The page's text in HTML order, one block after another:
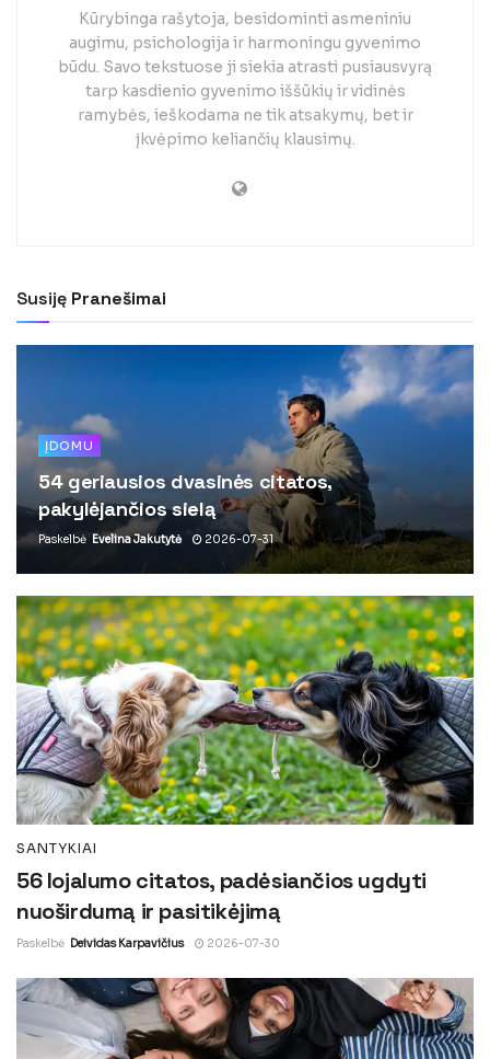
Kūrybinga rašytoja, besidominti asmeniniu
augimu, psichologija ir harmoningu gyvenimo
būdu. Savo tekstuose ji siekia atrasti pusiausvyrą
tarp kasdienio gyvenimo iššūkių ir vidinės
ramybės, ieškodama ne tik atsakymų, bet ir
įkvėpimo keliančių klausimų.
Susiję Pranešimai
ĮDOMU
54 geriausios dvasinės citatos,
pakylėjančios sielą
Paskelbė Evelina Jakutytė 2026-07-31
SANTYKIAI
56 lojalumo citatos, padėsiančios ugdyti
nuoširdumą ir pasitikėjimą
Paskelbė Deividas Karpavičius 2026-07-30